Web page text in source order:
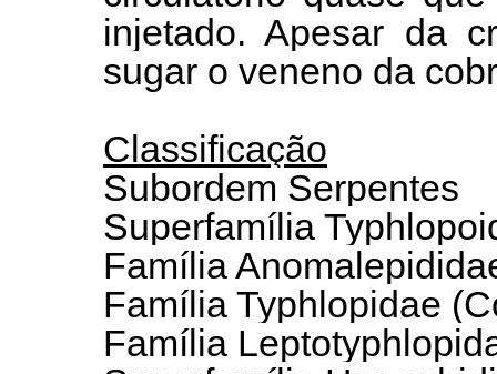
injetado. Apesar da
sugar o veneno da
Classificação
Subordem Serpentes
Superfamília
Família
Família Typhlopidae
Família